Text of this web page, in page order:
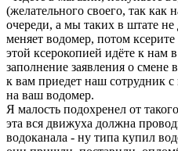
(желательного своего, так как
очереди, а мы таких в штате
меняет водомер, потом
этой ксерокопией идёте к нам
заполнение заявления о смене
к вам приедет наш сотрудник
на ваш водомер.
Я малость подохренел от
эта вся движуха должна
водоканала - ну типа купил